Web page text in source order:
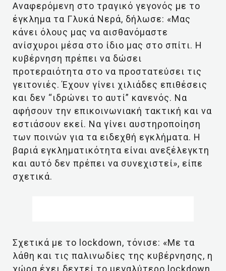
Αναφερόμενη στο τραγικό γεγονός με το
έγκλημα τα Γλυκά Νερά, δήλωσε: «Μας
κάνει όλους μας να αισθανόμαστε
ανίσχυροι μέσα στο ίδιο μας στο σπίτι. Η
κυβέρνηση πρέπει να δώσει
προτεραιότητα στο να προστατεύσει τις
γειτονιές. Έχουν γίνει χιλιάδες επιθέσεις
και δεν “ιδρώνει το αυτί” κανενός. Να
αφήσουν την επικοινωνιακή τακτική και να
εστιάσουν εκεί. Να γίνει αυστηροποίηση
των ποινών για τα ειδεχθή εγκλήματα. Η
βαριά εγκληματικότητα είναι ανεξέλεγκτη
και αυτό δεν πρέπει να συνεχιστεί», είπε
σχετικά.
Σχετικά με το lockdown, τόνισε: «Με τα
λάθη και τις παλινωδίες της κυβέρνησης, η
χώρα έχει δεχτεί το μεγαλύτερο lockdown